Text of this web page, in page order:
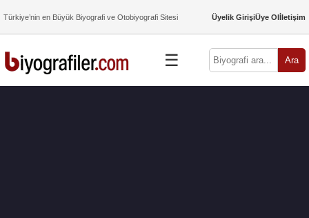
Türkiye’nin en Büyük Biyografi ve Otobiyografi Sitesi Üyelik GirişiÜye Olİletişim
☰ Ara